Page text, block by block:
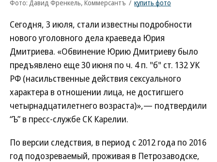
Фото: Давид Френкель, Коммерсантъ / купить фото
Сегодня, 3 июля, стали известны подробности
нового уголовного дела краеведа Юрия
Дмитриева. «Обвинение Юрию Дмитриеву было
предъявлено еще 30 июня по ч. 4 п. "б" ст. 132 УК
РФ (насильственные действия сексуального
характера в отношении лица, не достигшего
четырнадцатилетнего возраста)»,— подтвердили
“Ъ” в пресс-службе СК Карелии.
По версии следствия, в период с 2012 года по 2016
год подозреваемый, проживая в Петрозаводске,